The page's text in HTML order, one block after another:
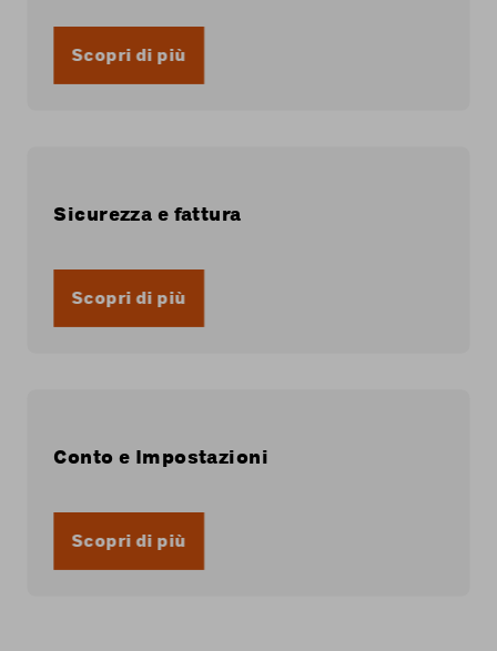
Scopri di più
Sicurezza e fattura
Scopri di più
Conto e Impostazioni
Scopri di più